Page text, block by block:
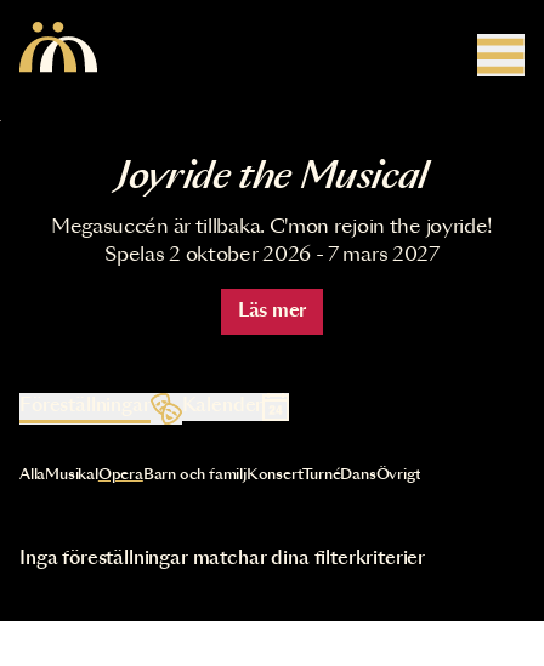
Joyride the Musical
Megasuccén är tillbaka. C'mon rejoin the joyride!
Spelas 2 oktober 2026 - 7 mars 2027
Läs mer
Kalender
Val av kategori uppdaterar innehållet automatiskt
AllaMusikal OperaBarn och familjKonsertTurnéDansÖvrigt
Inga föreställningar matchar dina filterkriterier